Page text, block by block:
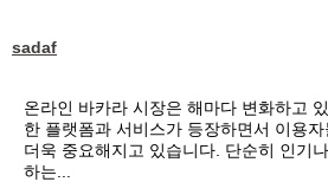
sadaf
온라인 바카라 시장은 해마다 변화하고
한 플랫폼과 서비스가 등장하면서 이용
더욱 중요해지고 있습니다. 단순히 인기
하는...